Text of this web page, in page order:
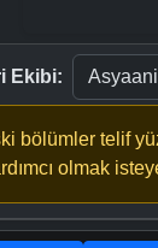
Ekibi:
bölümler telif
olmak